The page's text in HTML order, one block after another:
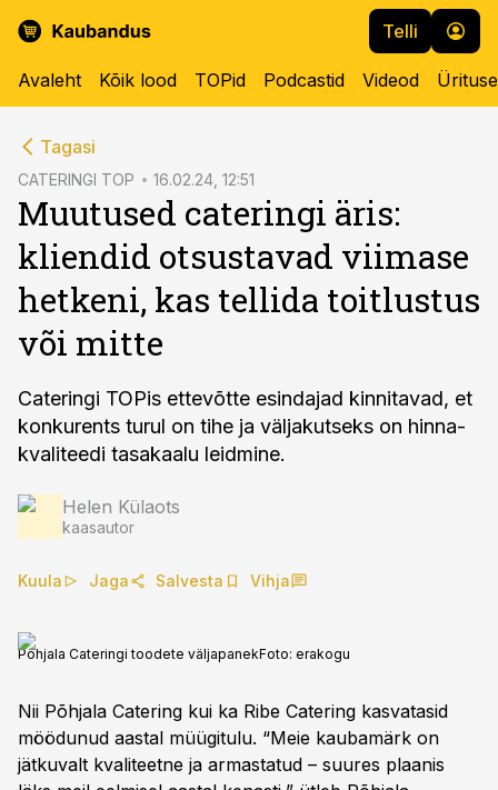
Telli
Avaleht Kõik lood TOPid Podcastid Videod
Tagasi
CATERINGI TOP 16.02.24, 12:51
Muutused cateringi äris:
kliendid otsustavad viimase
hetkeni, kas tellida toitlustus
või mitte
Cateringi TOPis ettevõtte esindajad kinnitavad, et
konkurents turul on tihe ja väljakutseks on hinna-
kvaliteedi tasakaalu leidmine.
Helen Külaots
kaasautor
Kuula Jaga Salvesta Vihja
Põhjala Cateringi toodete väljapanekFoto: erakogu
Nii Põhjala Catering kui ka Ribe Catering kasvatasid
möödunud aastal müügitulu. “Meie kaubamärk on
jätkuvalt kvaliteetne ja armastatud – suures plaanis